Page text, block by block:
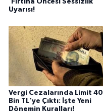
'Fırtına Öncesi Sessizlik'
Uyarısı!
Vergi Cezalarında Limit 40
Bin TL'ye Çıktı: İşte Yeni
Dönemin Kuralları!